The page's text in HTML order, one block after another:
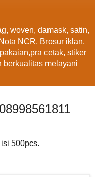
woven, damask, satin,
NCR, Brosur iklan,
cetak, stiker
berkualitas melayani
500pcs.